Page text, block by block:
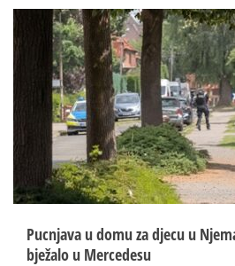
Pucnjava u domu za djecu u
bježalo u Mercedesu